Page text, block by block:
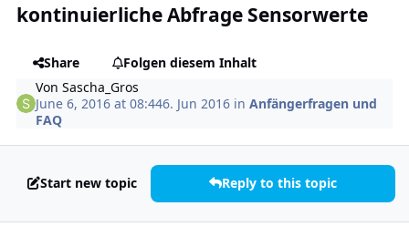
kontinuierliche Abfrage Sensorwerte
Share
Folgen diesem Inhalt
VonSascha_Gros
June 6, 2016 at 08:446. Jun 2016 inAnfängerfragen und
FAQ
Start new topic Reply to this topic